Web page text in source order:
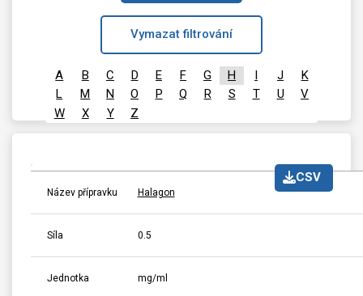
Vymazat filtrování
A B C D E F G H I J
K
L
M N O P Q R S T U
V
W
X Y Z
CSV
Název přípravku Halagon
Síla 0.5
Jednotka mg/ml